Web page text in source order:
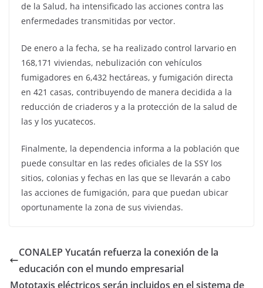
de la Salud, ha intensificado las acciones contra las
enfermedades transmitidas por vector.
De enero a la fecha, se ha realizado control larvario en
168,171 viviendas, nebulización con vehículos
fumigadores en 6,432 hectáreas, y fumigación directa
en 421 casas, contribuyendo de manera decidida a la
reducción de criaderos y a la protección de la salud de
las y los yucatecos.
Finalmente, la dependencia informa a la población que
puede consultar en las redes oficiales de la SSY los
sitios, colonias y fechas en las que se llevarán a cabo
las acciones de fumigación, para que puedan ubicar
oportunamente la zona de sus viviendas.
CONALEP Yucatán refuerza la conexión de la
educación con el mundo empresarial
Mototaxis eléctricos serán incluidos en el sistema de